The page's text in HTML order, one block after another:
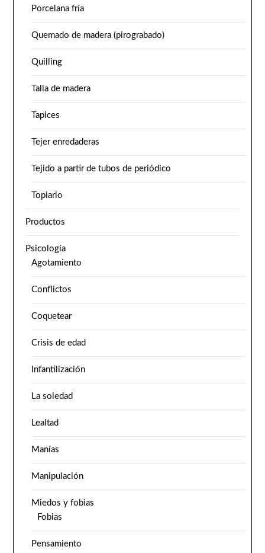
Porcelana fría
Quemado de madera (pirograbado)
Quilling
Talla de madera
Tapices
Tejer enredaderas
Tejido a partir de tubos de periódico
Topiario
Productos
Psicología
Agotamiento
Conflictos
Coquetear
Crisis de edad
Infantilización
La soledad
Lealtad
Manías
Manipulación
Miedos y fobias
Fobias
Pensamiento